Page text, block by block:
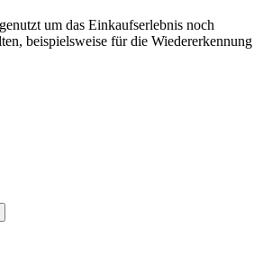
um das Einkaufserlebnis noch
beispielsweise für die Wiedererkennung